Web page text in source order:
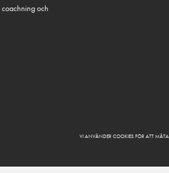
och
VI ANVÄNDER COOKIES FÖR ATT